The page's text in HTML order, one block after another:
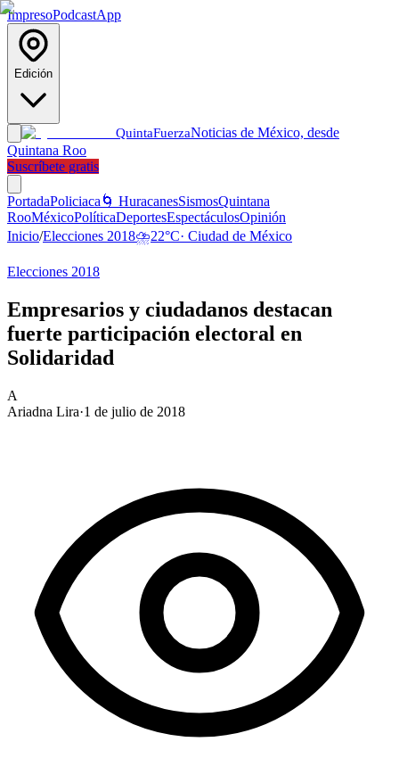
ImpresoPodcastApp
Edición
QuintaFuerzaNoticias de México, desde
Quintana Roo
Suscríbete gratis
PortadaPoliciaca 🌀 HuracanesSismosQuintana
RooMéxicoPolíticaDeportesEspectáculosOpinión
Inicio/Elecciones 2018⛈️22°C· Ciudad de México
Elecciones 2018
Empresarios y ciudadanos destacan
fuerte participación electoral en
Solidaridad
A
Ariadna Lira·1 de julio de 2018